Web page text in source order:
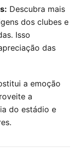
Descubra mais
dos clubes e
Isso
das
a emoção
a
do estádio e